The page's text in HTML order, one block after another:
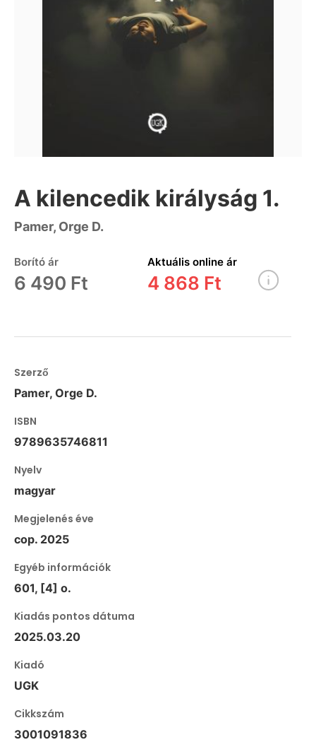
A kilencedik királyság 1.
Pamer, Orge D.
Borító ár
6 490 Ft
Aktuális online ár
4 868 Ft
Szerző
Pamer, Orge D.
ISBN
9789635746811
Nyelv
magyar
Megjelenés éve
cop. 2025
Egyéb információk
601, [4] o.
Kiadás pontos dátuma
2025.03.20
Kiadó
UGK
Cikkszám
3001091836